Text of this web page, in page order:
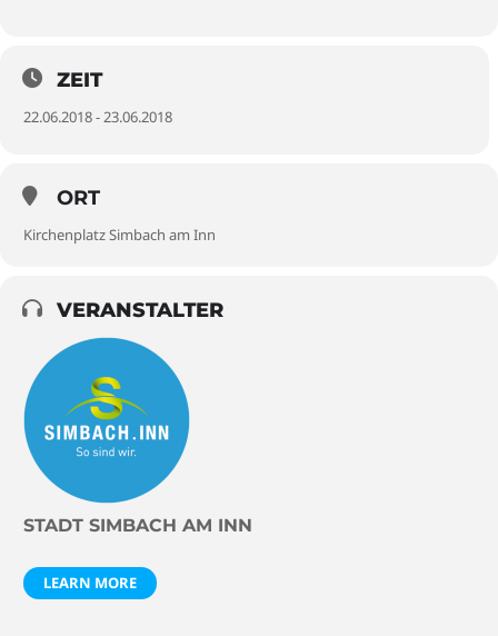
ZEIT
22.06.2018 - 23.06.2018
ORT
Kirchenplatz Simbach am Inn
VERANSTALTER
STADT SIMBACH AM INN
LEARN MORE